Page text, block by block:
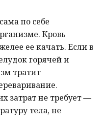
по себе
Кровь
ее качать. Если в
горячей и
тратит
затрат не требует —
тела, не